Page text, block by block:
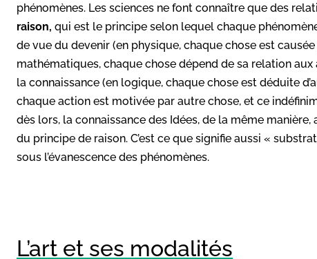
phénomènes. Les sciences ne font connaître que des
raison, qui est le principe selon lequel chaque
de vue du devenir (en physique, chaque chose est
mathématiques, chaque chose dépend de sa relation
la connaissance (en logique, chaque chose est déduite
chaque action est motivée par autre chose, et ce
dès lors, la connaissance des Idées, de la même
du principe de raison. C’est ce que signifie aussi «
sous l’évanescence des phénomènes.
L’art et ses modalités